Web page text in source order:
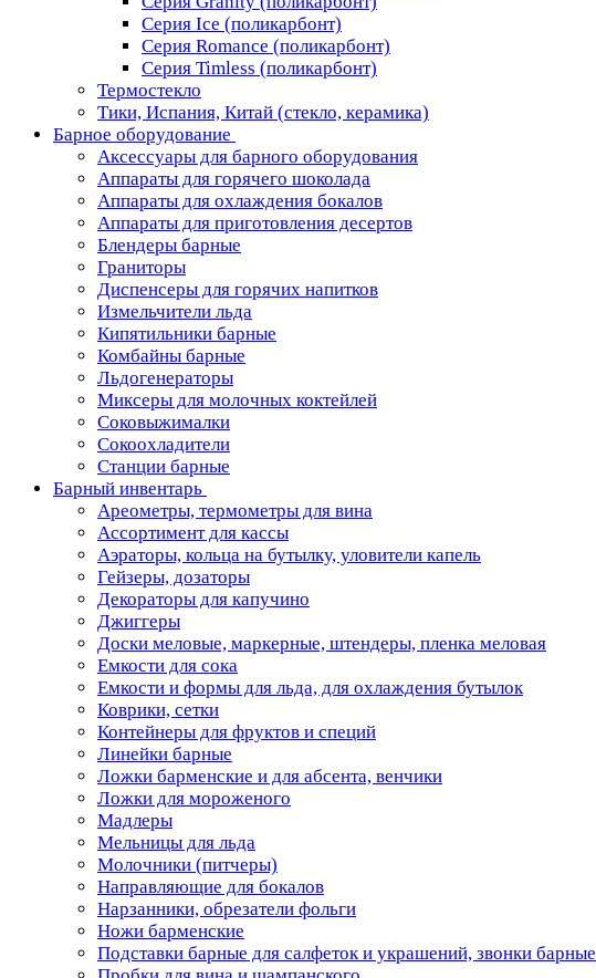
Серия Ice (поликарбонт)
Серия Romance (поликарбонт)
Серия Timless (поликарбонт)
Термостекло
Тики, Испания, Китай (стекло, керамика)
Барное оборудование
Аксессуары для барного оборудования
Аппараты для горячего шоколада
Аппараты для охлаждения бокалов
Аппараты для приготовления десертов
Блендеры барные
Граниторы
Диспенсеры для горячих напитков
Измельчители льда
Кипятильники барные
Комбайны барные
Льдогенераторы
Миксеры для молочных коктейлей
Соковыжималки
Сокоохладители
Станции барные
Барный инвентарь
Ареометры, термометры для вина
Ассортимент для кассы
Аэраторы, кольца на бутылку, уловители капель
Гейзеры, дозаторы
Декораторы для капучино
Джиггеры
Доски меловые, маркерные, штендеры, пленка меловая
Емкости для сока
Емкости и формы для льда, для охлаждения бутылок
Коврики, сетки
Контейнеры для фруктов и специй
Линейки барные
Ложки барменские и для абсента, венчики
Ложки для мороженого
Мадлеры
Мельницы для льда
Молочники (питчеры)
Направляющие для бокалов
Нарзанники, обрезатели фольги
Ножи барменские
Подставки барные для салфеток и украшений, звонки барные